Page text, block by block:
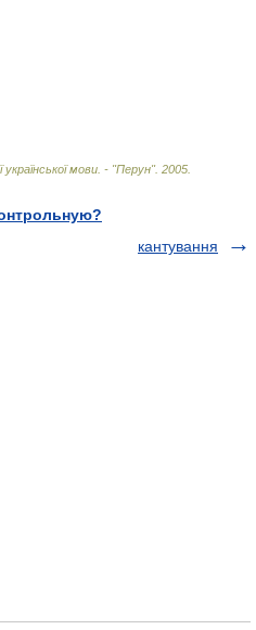
мови. - "Перун". 2005
кантування